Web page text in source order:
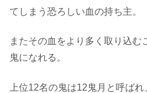
てしまう恐ろしい血の持ち主。
またその血をより多く取り込む
鬼になれる。
上位12名の鬼は12鬼月と呼ば